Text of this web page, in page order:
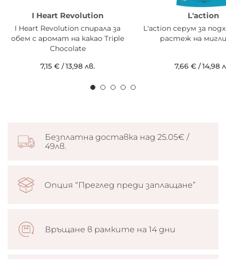
I Heart Revolution
I Heart Revolution спирала за
обем с аромат на какао Triple
Chocolate
7,15 € /13,98 лв.
L'action
L'action серум за
растеж на мигли
7,66 € /14,98
Безплатна доставка над 25.05€ /
49лв.
Опция “Преглед преди заплащане”
Връщане в рамките на 14 дни